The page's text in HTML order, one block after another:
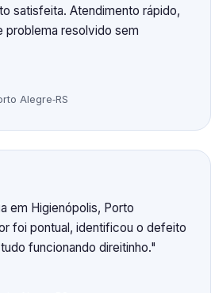
satisfeita. Atendimento rápido,
problema resolvido sem
Alegre‑RS
em Higienópolis, Porto
foi pontual, identificou o defeito
funcionando direitinho.